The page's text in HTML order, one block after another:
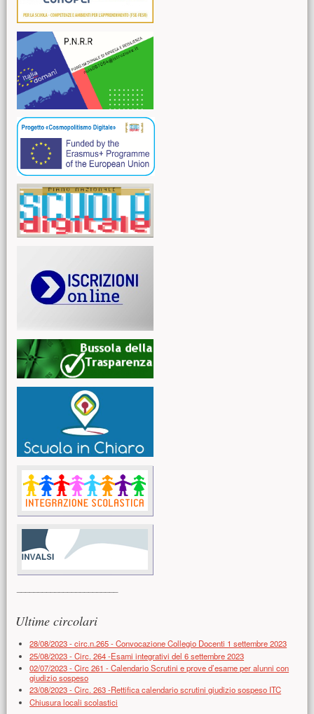
Ultime circolari
28/08/2023 - circ.n.265 - Convocazione Collegio Docenti 1 settembre 2023
25/08/2023 - Circ. 264 -Esami integrativi del 6 settembre 2023
02/07/2023 - Circ 261 - Calendario Scrutini e prove d’esame per alunni con
giudizio sospeso
23/08/2023 - Circ. 263 -Rettifica calendario scrutini giudizio sospeso ITC
Chiusura locali scolastici